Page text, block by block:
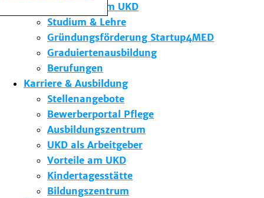
Forschung am UKD
Studium & Lehre
Gründungsförderung Startup4MED
Graduiertenausbildung
Berufungen
Karriere & Ausbildung
Stellenangebote
Bewerberportal Pflege
Ausbildungszentrum
UKD als Arbeitgeber
Vorteile am UKD
Kindertagesstätte
Bildungszentrum